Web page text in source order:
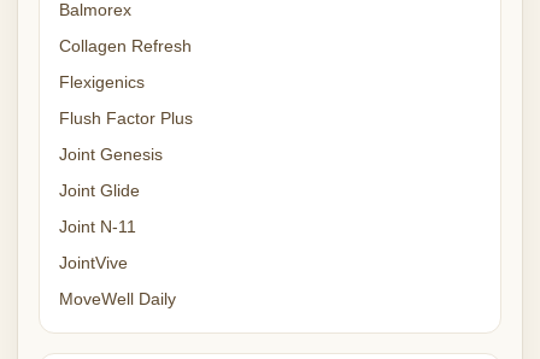
Balmorex
Collagen Refresh
Flexigenics
Flush Factor Plus
Joint Genesis
Joint Glide
Joint N-11
JointVive
MoveWell Daily